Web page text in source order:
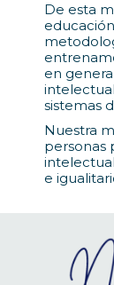
De esta
en
sistemas
Nuestra
personas
e